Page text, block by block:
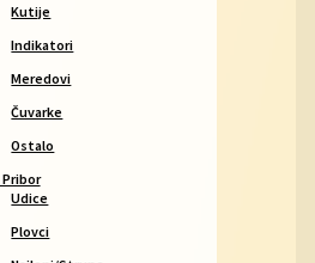
Kutije
Indikatori
Meredovi
Čuvarke
Ostalo
Udice
Plovci